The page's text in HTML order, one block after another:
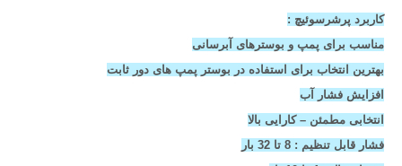
کاربرد پرشرسوئیچ :
مناسب برای پمپ و بوسترهای آبرسانی
بهترین انتخاب برای استفاده در بوستر پمپ های دور ثابت
افزایش فشار آب
انتخابی مطمئن – کارایی بالا
فشار قابل تنظیم : 8 تا 32 بار